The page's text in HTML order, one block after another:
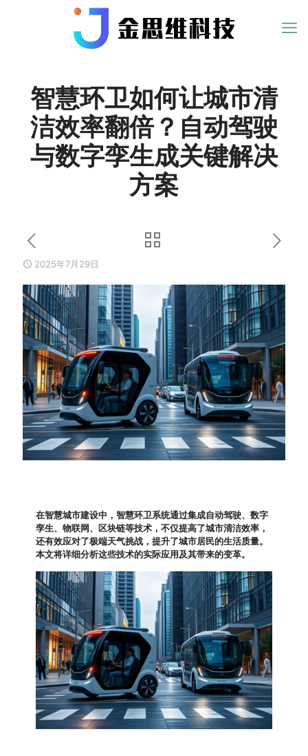
智慧环卫如何让城市清
洁效率翻倍？自动驾驶
与数字孪生成关键解决
方案
2025年7月29日
在智慧城市建设中，智慧环卫系统通过集成自动驾驶、数字
孪生、物联网、区块链等技术，不仅提高了城市清洁效率，
还有效应对了极端天气挑战，提升了城市居民的生活质量。
本文将详细分析这些技术的实际应用及其带来的变革。